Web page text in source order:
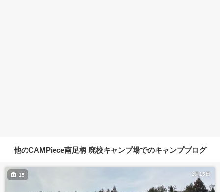
他のCAMPiece南足柄 廃校キャンプ場でのキャンプブログ
2月15日
15